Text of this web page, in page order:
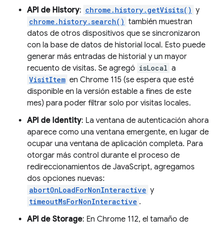
API de History: chrome.history.getVisits() y
chrome.history.search() también muestran
datos de otros dispositivos que se sincronizaron
con la base de datos de historial local. Esto puede
generar más entradas de historial y un mayor
recuento de visitas. Se agregó isLocal a
VisitItem en Chrome 115 (se espera que esté
disponible en la versión estable a fines de este
mes) para poder filtrar solo por visitas locales.
API de Identity: La ventana de autenticación ahora
aparece como una ventana emergente, en lugar de
ocupar una ventana de aplicación completa. Para
otorgar más control durante el proceso de
redireccionamientos de JavaScript, agregamos
dos opciones nuevas:
abortOnLoadForNonInteractive y
timeoutMsForNonInteractive .
API de Storage: En Chrome 112, el tamaño de